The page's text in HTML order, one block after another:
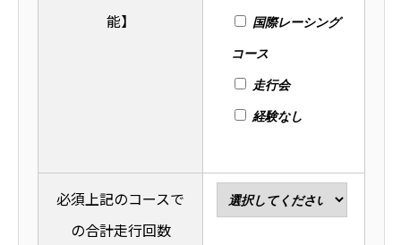
能】
国際レーシング
コース
走行会
経験なし
必須上記のコースで
の合計走行回数